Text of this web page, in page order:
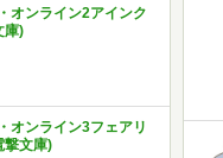
オンライン2アインク
庫)
オンライン3フェアリ
撃文庫)